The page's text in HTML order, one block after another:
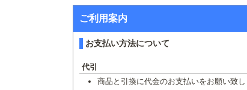
ご利用案内
お支払い方法について
代引
商品と引換に代金のお支払いをお願い致し